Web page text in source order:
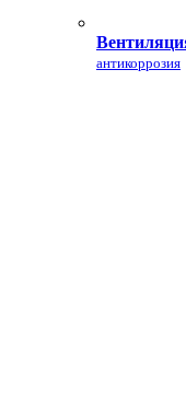
антикоррозия